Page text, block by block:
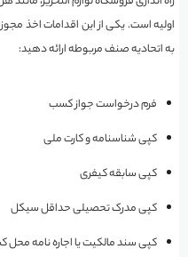
اولیه است. یکی از این اقدامات اخذ
به اتحادیه صنف مربوطه ارائه دهید:
فرم درخواست جواز کسب
کپی شناسنامه و کارت ملی
کپی سابقه کیفری
کپی مدرک تحصیلی حداقل سیکل
کپی سند مالکیت یا اجاره نامه محل